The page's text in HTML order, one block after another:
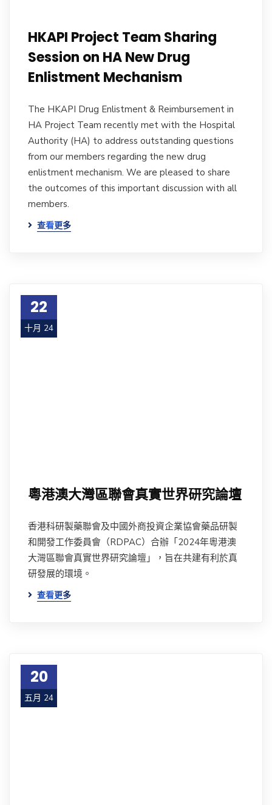
HKAPI Project Team Sharing
Session on HA New Drug
Enlistment Mechanism
The HKAPI Drug Enlistment & Reimbursement in
HA Project Team recently met with the Hospital
Authority (HA) to address outstanding questions
from our members regarding the new drug
enlistment mechanism. We are pleased to share
the outcomes of this important discussion with all
members.
查看更多
22
十月 24
粵港澳大灣區聯會真實世界研究論壇
香港科研製藥聯會及中國外商投資企業協會藥品研製
和開發工作委員會（RDPAC）合辦「2024年粵港澳
大灣區聯會真實世界研究論壇」，旨在共建有利於真
研發展的環境。
查看更多
20
五月 24